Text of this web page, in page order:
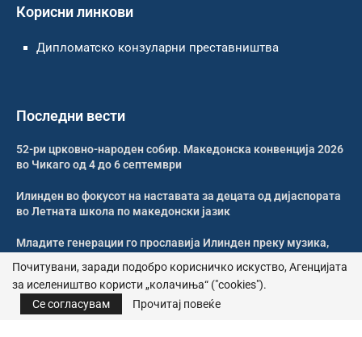
Корисни линкови
Дипломатско конзуларни преставништва
Последни вести
52-ри црковно-народен собир. Македонска конвенција 2026
во Чикаго од 4 до 6 септември
Илинден во фокусот на наставата за децата од дијаспората
во Летната школа по македонски јазик
Младите генерации го прославија Илинден преку музика,
Свечено и молитвено одбележан Илинден во Џилонг
Почитувани, заради подобро корисничко искуство, Агенцијата
за иселеништво користи „колачиња“ ("cookies").
Се согласувам
Прочитај повеќе